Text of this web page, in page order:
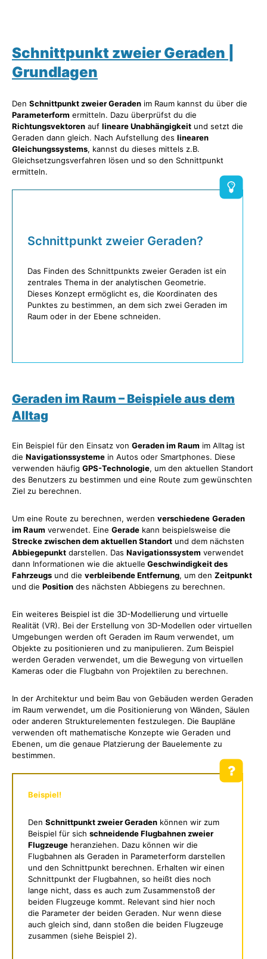
Schnittpunkt zweier Geraden |
Grundlagen
Den Schnittpunkt zweier Geraden im Raum kannst du über die
Parameterform ermitteln. Dazu überprüfst du die
Richtungsvektoren auf lineare Unabhängigkeit und setzt die
Geraden dann gleich. Nach Aufstellung des linearen
Gleichungssystems, kannst du dieses mittels z.B.
Gleichsetzungsverfahren lösen und so den Schnittpunkt
ermitteln.
Schnittpunkt zweier Geraden?
Das Finden des Schnittpunkts zweier Geraden ist ein
zentrales Thema in der analytischen Geometrie.
Dieses Konzept ermöglicht es, die Koordinaten des
Punktes zu bestimmen, an dem sich zwei Geraden im
Raum oder in der Ebene schneiden.
Geraden im Raum – Beispiele aus dem
Alltag
Ein Beispiel für den Einsatz von Geraden im Raum im Alltag ist
die Navigationssysteme in Autos oder Smartphones. Diese
verwenden häufig GPS-Technologie, um den aktuellen Standort
des Benutzers zu bestimmen und eine Route zum gewünschten
Ziel zu berechnen.
Um eine Route zu berechnen, werden verschiedene Geraden
im Raum verwendet. Eine Gerade kann beispielsweise die
Strecke zwischen dem aktuellen Standort und dem nächsten
Abbiegepunkt darstellen. Das Navigationssystem verwendet
dann Informationen wie die aktuelle Geschwindigkeit des
Fahrzeugs und die verbleibende Entfernung, um den Zeitpunkt
und die Position des nächsten Abbiegens zu berechnen.
Ein weiteres Beispiel ist die 3D-Modellierung und virtuelle
Realität (VR). Bei der Erstellung von 3D-Modellen oder virtuellen
Umgebungen werden oft Geraden im Raum verwendet, um
Objekte zu positionieren und zu manipulieren. Zum Beispiel
werden Geraden verwendet, um die Bewegung von virtuellen
Kameras oder die Flugbahn von Projektilen zu berechnen.
In der Architektur und beim Bau von Gebäuden werden Geraden
im Raum verwendet, um die Positionierung von Wänden, Säulen
oder anderen Strukturelementen festzulegen. Die Baupläne
verwenden oft mathematische Konzepte wie Geraden und
Ebenen, um die genaue Platzierung der Bauelemente zu
bestimmen.
Beispiel!
Den Schnittpunkt zweier Geraden können wir zum
Beispiel für sich schneidende Flugbahnen zweier
Flugzeuge heranziehen. Dazu können wir die
Flugbahnen als Geraden in Parameterform darstellen
und den Schnittpunkt berechnen. Erhalten wir einen
Schnittpunkt der Flugbahnen, so heißt dies noch
lange nicht, dass es auch zum Zusammenstoß der
beiden Flugzeuge kommt. Relevant sind hier noch
die Parameter der beiden Geraden. Nur wenn diese
auch gleich sind, dann stoßen die beiden Flugzeuge
zusammen (siehe Beispiel 2).